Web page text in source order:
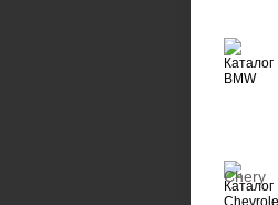
Chery